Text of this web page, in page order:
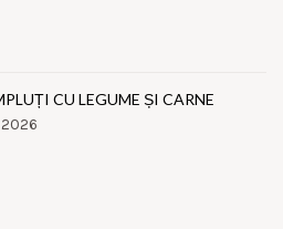
CU LEGUME ȘI CARNE